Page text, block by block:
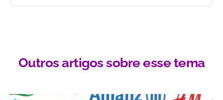
Outros artigos sobre esse tema